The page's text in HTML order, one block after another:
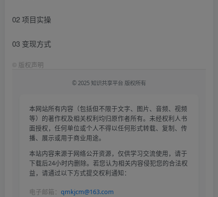
02 项目实操
03 变现方式
© 版权声明
© 2025 知识共享平台 版权所有
本网站所有内容（包括但不限于文字、图片、音频、视频
等）的著作权及相关权利均归原作者所有。未经权利人书
面授权，任何单位或个人不得以任何形式转载、复制、传
播、展示或用于商业用途。
本站内容来源于网络公开资源，仅供学习交流使用，请于
下载后24小时内删除。若您认为相关内容侵犯您的合法权
益，请通过以下方式提交权利通知：
电子邮箱： qmkjcm@163.com